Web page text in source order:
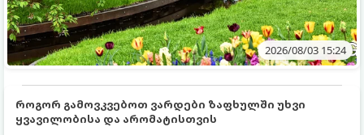
2026/08/03 15:24
როგორ გამოვკვებოთ ვარდები ზაფხულში უხვი
ყვავილობისა და არომატისთვის